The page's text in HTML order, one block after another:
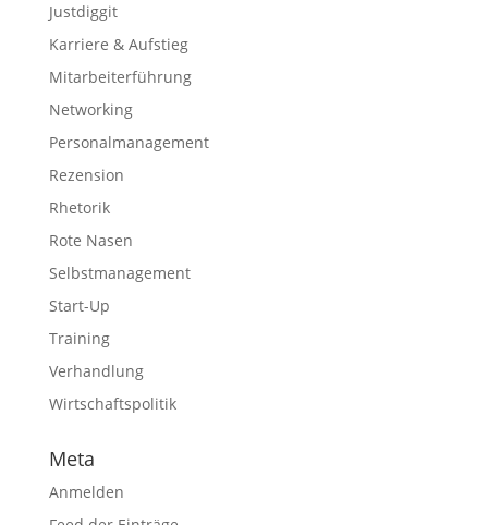
Justdiggit
Karriere & Aufstieg
Mitarbeiterführung
Networking
Personalmanagement
Rezension
Rhetorik
Rote Nasen
Selbstmanagement
Start-Up
Training
Verhandlung
Wirtschaftspolitik
Meta
Anmelden